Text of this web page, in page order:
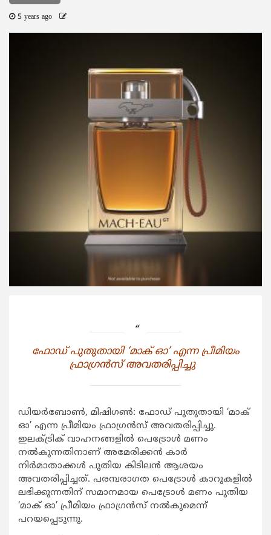
5 years ago
ഫോഡ് പുതുതായി ‘മാക് ഓ’ എന്ന പ്രീമിയം
ഫ്രാഗ്രന്‍സ് അവതരിപ്പിച്ചു
ഡിയര്‍ബോണ്‍, മിഷിഗണ്‍: ഫോഡ് പുതുതായി ‘മാക്
ഓ’ എന്ന പ്രീമിയം ഫ്രാഗ്രന്‍സ് അവതരിപ്പിച്ചു.
ഇലക്ട്രിക് വാഹനങ്ങളില്‍ പെട്രോള്‍ മണം
നല്‍കുന്നതിനാണ് അമേരിക്കന്‍ കാര്‍
നിര്‍മാതാക്കള്‍ പുതിയ കിടിലന്‍ ആശയം
അവതരിപ്പിച്ചത്. പരമ്പരാഗത പെട്രോള്‍ കാറുകളില്‍
ലഭിക്കുന്നതിന് സമാനമായ പെട്രോള്‍ മണം പുതിയ
‘മാക് ഓ’ പ്രീമിയം ഫ്രാഗ്രന്‍സ് നല്‍കുമെന്ന്
പറയപ്പെടുന്നു.